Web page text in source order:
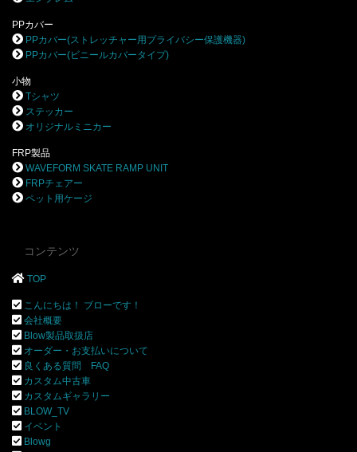
PPカバー
PPカバー(ストレッチャー用プライバシー保護機器)
PPカバー(ビニールカバータイプ)
小物
Tシャツ
ステッカー
オリジナルミニカー
FRP製品
WAVEFORM SKATE RAMP UNIT
FRPチェアー
ペット用ケージ
コンテンツ
TOP
こんにちは！ ブローです！
会社概要
Blow製品取扱店
オーダー・お支払いについて
良くある質問 FAQ
カスタム中古車
カスタムギャラリー
BLOW_TV
イベント
Blowg